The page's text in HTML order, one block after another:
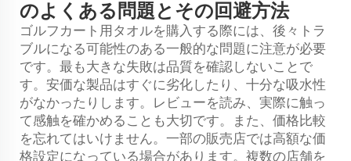
のよくある問題とその回避方法
ゴルフカート用タオルを購入する際には、後々トラ
ブルになる可能性のある一般的な問題に注意が必要
です。最も大きな失敗は品質を確認しないことで
す。安価な製品はすぐに劣化したり、十分な吸水性
がなかったりします。レビューを読み、実際に触っ
て感触を確かめることも大切です。また、価格比較
を忘れてはいけません。一部の販売店では高額な価
格設定になっている場合があります。複数の店舗を